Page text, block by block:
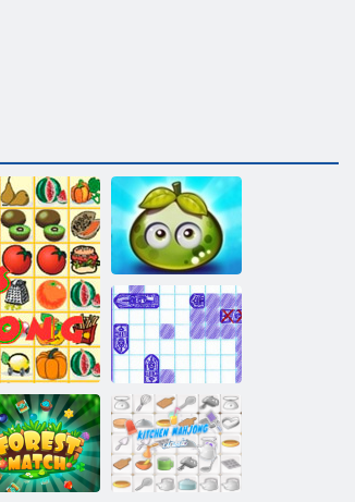
Aventura fructe
de padure
suculente
De mare
Battleship